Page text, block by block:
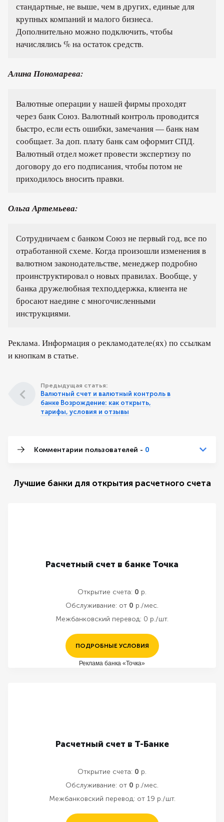
стандартные, не выше, чем в других, единые для
крупных компаний и малого бизнеса.
Дополнительно можно подключить, чтобы
начислялись % на остаток средств.
Алина Пономарева:
Валютные операции у нашей фирмы проходят
через банк Союз. Валютный контроль проводится
быстро, если есть ошибки, замечания — банк нам
сообщает. За доп. плату банк сам оформит СПД.
Валютный отдел может провести экспертизу по
договору до его подписания, чтобы потом не
приходилось вносить правки.
Ольга Артемьева:
Сотрудничаем с банком Союз не первый год, все по
отработанной схеме. Когда произошли изменения в
валютном законодательстве, менеджер подробно
проинструктировал о новых правилах. Вообще, у
банка дружелюбная техподдержка, клиента не
бросают наедине с многочисленными
инструкциями.
Реклама. Информация о рекламодателе(ях) по ссылкам
и кнопкам в статье.
Предыдущая статья:
Валютный счет и валютный контроль в
банке Возрождение: как открыть,
тарифы, условия и отзывы
Комментарии пользователей - 0
Лучшие банки для открытия расчетного счета
Расчетный счет в банке Точка
Открытие счета: 0 р.
Обслуживание: от 0 р./мес.
Межбанковский перевод: 0 р./шт.
ПОДРОБНЫЕ УСЛОВИЯ
Реклама банка «Точка»
Расчетный счет в Т-Банке
Открытие счета: 0 р.
Обслуживание: от 0 р./мес.
Межбанковский перевод: от 19 р./шт.